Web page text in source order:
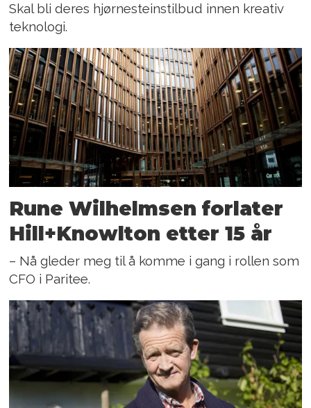
Skal bli deres hjørnesteinstilbud innen kreativ
teknologi.
Rune Wilhelmsen forlater
Hill+Knowlton etter 15 år
– Nå gleder meg til å komme i gang i rollen som
CFO i Paritee.